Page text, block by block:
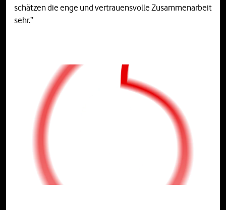
schätzen die enge und vertrauensvolle Zusammenarbeit
sehr.“